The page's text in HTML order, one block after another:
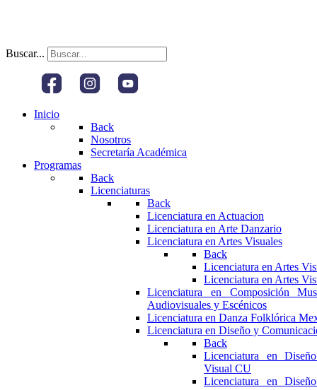
Buscar...
Inicio
Back
Nosotros
Secretaría Académica
Programas
Back
Licenciaturas
Back
Licenciatura en Actuacion
Licenciatura en Arte Danzario
Licenciatura en Artes Visuales
Back
Licenciatura en Artes
Licenciatura en Artes
Licenciatura en Composición
Audiovisuales y Escénicos
Licenciatura en Danza Folklórica
Licenciatura en Diseño y
Back
Licenciatura en
Visual CU
Licenciatura en